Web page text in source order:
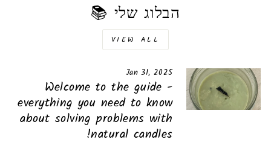
הבלוג שלי 📚
VIEW ALL
Jan 31, 2025
Welcome to the guide -
everything you need to know
about solving problems with
natural candles!